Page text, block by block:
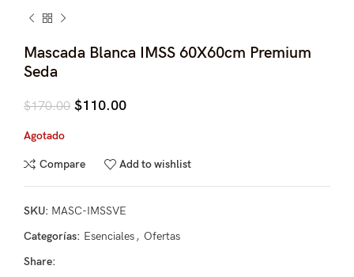
Mascada Blanca IMSS 60X60cm Premium
Seda
$170.00 Original
$110.00Current
Agotado
Compare Add to wishlist
SKU: MASC-IMSSVE
Categorías: Esenciales , Ofertas
Share: